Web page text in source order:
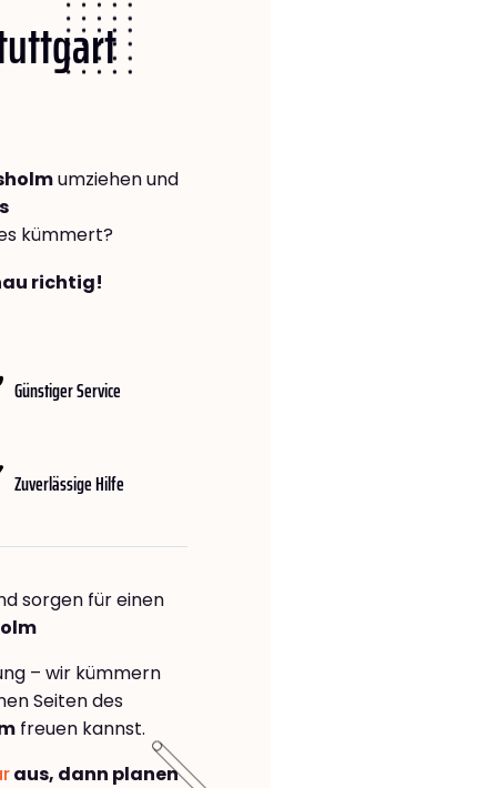
umziehen und
kümmert?
richtig!
Günstiger Service
Zuverlässige Hilfe
sorgen für einen
– wir kümmern
Seiten des
freuen kannst.
aus, dann planen